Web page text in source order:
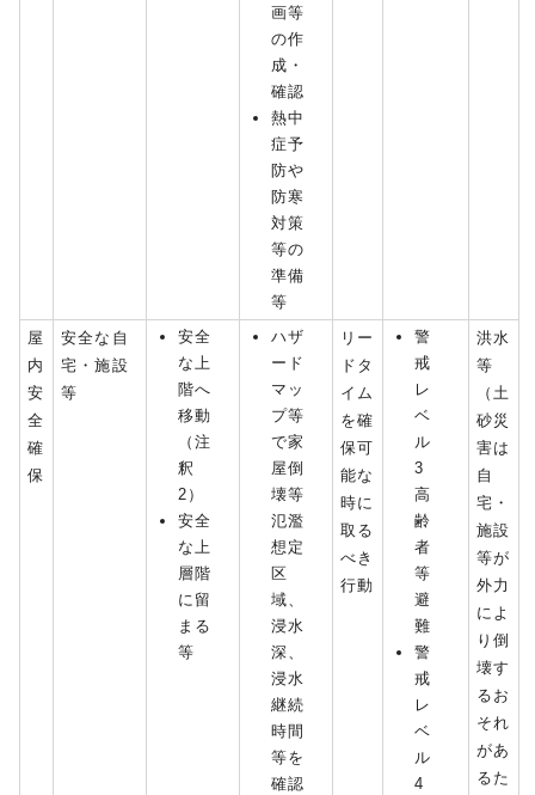
画等
の作
成・
確認
熱中
症予
防や
防寒
対策
等の
準備
等
屋
内
安
全
確
保
安全な自
宅・施設
等
安全
な上
階へ
移動
（注
釈
2）
安全
な上
層階
に留
まる
等
ハザ
ード
マッ
プ等
で家
屋倒
壊等
氾濫
想定
区
域、
浸水
深、
浸水
継続
時間
等を
確認
リー
ドタ
イム
を確
保可
能な
時に
取る
べき
行動
警
戒
レ
ベ
ル
3
高
齢
者
等
避
難
警
戒
レ
ベ
ル
4
洪水
等
（土
砂災
害は
自
宅・
施設
等が
外力
によ
り倒
壊す
るお
それ
があ
るた